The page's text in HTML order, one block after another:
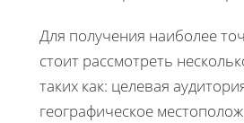
Для получения наиболее
стоит рассмотреть
таких как: целевая
географическое